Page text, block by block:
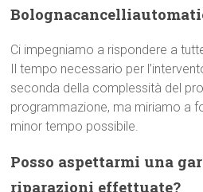
Ci impegniamo a rispondere a
Il tempo necessario per
seconda della complessità del
programmazione, ma miriamo a
minor tempo possibile.
Posso aspettarmi una
riparazioni effettuate?